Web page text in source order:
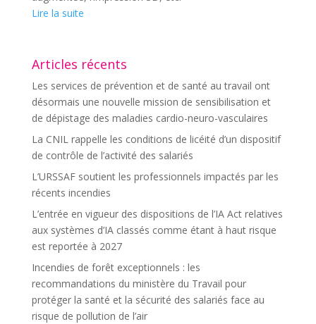
Lire la suite
Articles récents
Les services de prévention et de santé au travail ont
désormais une nouvelle mission de sensibilisation et
de dépistage des maladies cardio-neuro-vasculaires
La CNIL rappelle les conditions de licéité d’un dispositif
de contrôle de l’activité des salariés
L’URSSAF soutient les professionnels impactés par les
récents incendies
L’entrée en vigueur des dispositions de l’IA Act relatives
aux systèmes d’IA classés comme étant à haut risque
est reportée à 2027
Incendies de forêt exceptionnels : les
recommandations du ministère du Travail pour
protéger la santé et la sécurité des salariés face au
risque de pollution de l’air